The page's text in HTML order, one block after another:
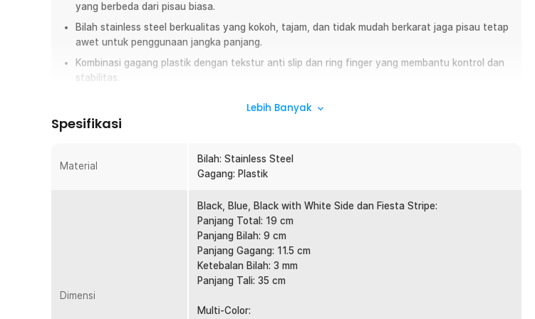
yang berbeda dari pisau biasa.
Bilah stainless steel berkualitas yang kokoh, tajam, dan tidak mudah berkarat jaga pisau tetap
awet untuk penggunaan jangka panjang.
Kombinasi gagang plastik dengan tekstur anti slip dan ring finger yang membantu kontrol dan
stabilitas.
untuk kolektor maupun penggemar cosplay.
Pisau kerambit ini hadir dengan desain bilah melengkung menyerupai cakar yang terinspirasi dari gaya
tactical populer CS GO. Berukuran ringkas dan ringan, pisau ini cocok untuk koleksi, display, maupun
finger, pisau terasa stabil dan nyaman digenggam untuk aktivitas potong ringan. Disertai
sarung/cover untuk penyimpanan yang lebih aman.
Desain Kerambit Bertema Tactical / CS GO
Mengusung desain khas kerambit dengan sentuhan tactical ala CS GO yang tegas dan modern.
Motif pada bilah hadir dalam beberapa varian desain yang menambah nilai estetika, cocok untuk
Lebih Banyak
Spesifikasi
Material
Bilah: Stainless Steel
Gagang: Plastik
Dimensi
Black, Blue, Black with White Side dan Fiesta Stripe:
Panjang Total: 19 cm
Panjang Bilah: 9 cm
Panjang Gagang: 11.5 cm
Ketebalan Bilah: 3 mm
Panjang Tali: 35 cm
Multi-Color: